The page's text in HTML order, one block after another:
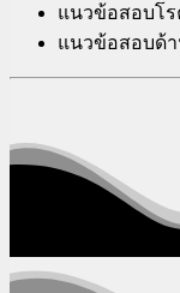
แนวข้อสอบโ
แนวข้อสอบด้